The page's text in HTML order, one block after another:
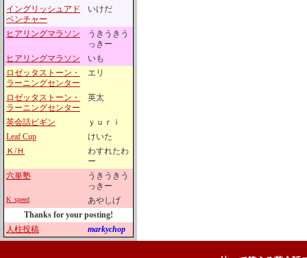
イングリッシュアド
ベンチャー
いけだ
ヒアリングマラソン
うきうきう
っきー
ヒアリングマラソン
いも
ロゼッタストーン・
ラーニングセンター
エリ
ロゼッタストーン・
ラーニングセンター
英太
英会話ビギン
ｙｕｒｉ
Leaf Cup
けいた
Ｋ/Ｈ
わすれたわ
ー
六単塾
うきうきう
っきー
K_speed
あやしげ
Thanks for your posting!
人柱投稿
markychop